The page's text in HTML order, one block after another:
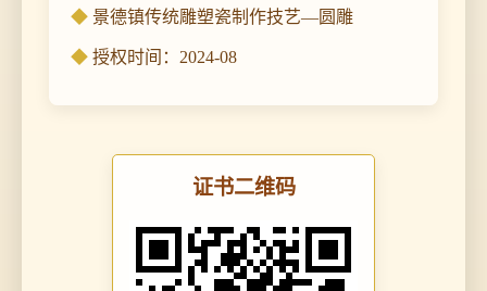
景德镇传统雕塑瓷制作技艺—圆雕
授权时间：2024-08
证书二维码